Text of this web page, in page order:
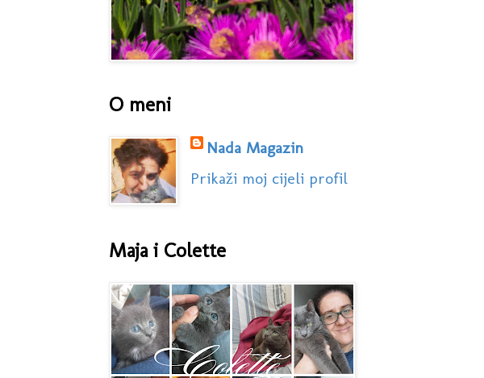
O meni
Nada Magazin
Prikaži moj cijeli profil
Maja i Colette